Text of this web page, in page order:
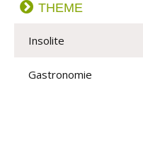
THEME
Insolite
Gastronomie